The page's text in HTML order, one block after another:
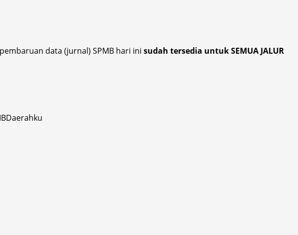
data (jurnal) SPMB hari ini sudah tersedia untuk SEMUA JALUR